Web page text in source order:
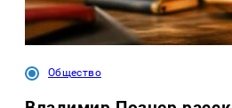
Общество